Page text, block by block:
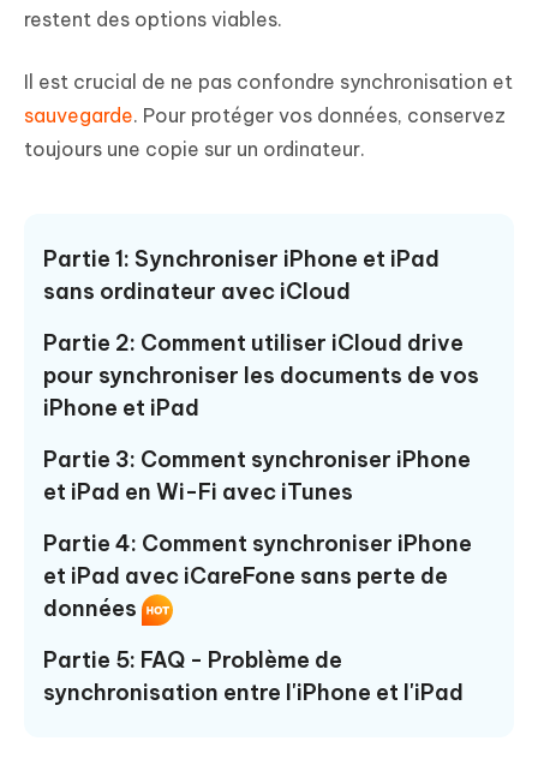
restent des options viables.
Il est crucial de ne pas confondre synchronisation et
sauvegarde. Pour protéger vos données, conservez
toujours une copie sur un ordinateur.
Partie 1: Synchroniser iPhone et iPad
sans ordinateur avec iCloud
Partie 2: Comment utiliser iCloud drive
pour synchroniser les documents de vos
iPhone et iPad
Partie 3: Comment synchroniser iPhone
et iPad en Wi-Fi avec iTunes
Partie 4: Comment synchroniser iPhone
et iPad avec iCareFone sans perte de
données
Partie 5: FAQ - Problème de
synchronisation entre l'iPhone et l'iPad